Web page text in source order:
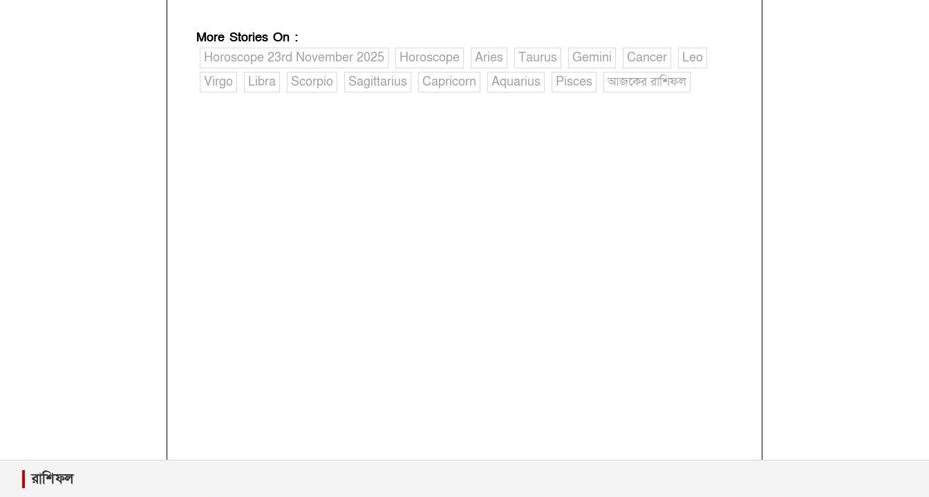
More Stories On :
Horoscope 23rd November 2025
Horoscope Aries Taurus Gemini Cancer
Leo
Virgo
Libra Scorpio Sagittarius Capricorn Aquarius Pisces আজকের রাশিফল
রাশিফল